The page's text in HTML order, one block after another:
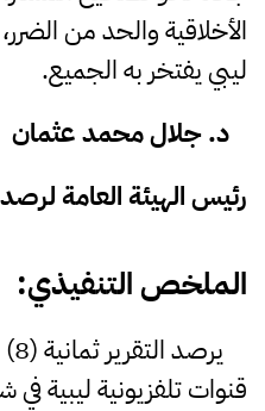
الأخلاقية والحد من
ليبي يفتخر به الجميع.
د. جلال محمد عثمان
رئيس الهيئة العامة
الملخص التنفيذي: